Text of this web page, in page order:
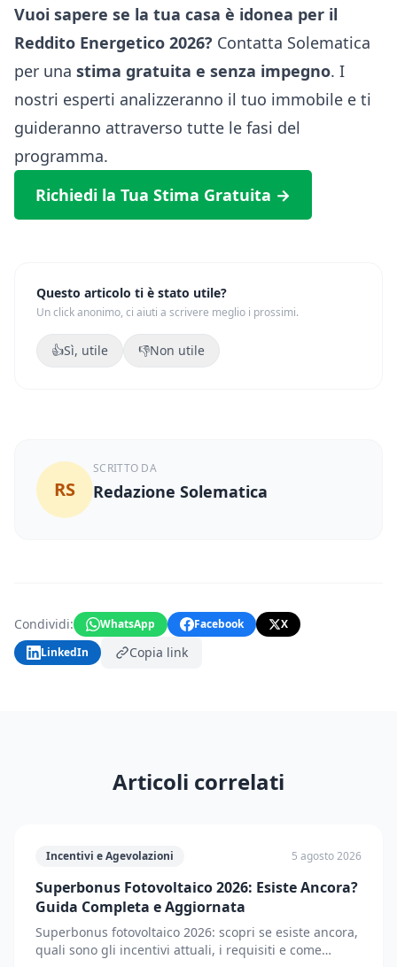
Vuoi sapere se la tua casa è idonea per il
Reddito Energetico 2026? Contatta Solematica
per una stima gratuita e senza impegno. I
nostri esperti analizzeranno il tuo immobile e ti
guideranno attraverso tutte le fasi del
programma.
Richiedi la Tua Stima Gratuita →
Questo articolo ti è stato utile?
Un click anonimo, ci aiuti a scrivere meglio i prossimi.
👍Sì, utile 👎Non utile
RS
SCRITTO DA
Redazione Solematica
Condividi: WhatsApp Facebook
X
LinkedIn
Copia link
Articoli correlati
Incentivi e Agevolazioni 5 agosto 2026
Superbonus Fotovoltaico 2026: Esiste Ancora?
Guida Completa e Aggiornata
Superbonus fotovoltaico 2026: scopri se esiste ancora,
quali sono gli incentivi attuali, i requisiti e come